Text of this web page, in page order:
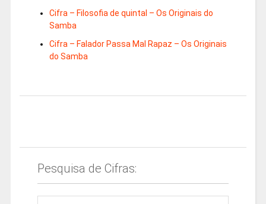
Cifra – Filosofia de quintal – Os Originais do
Samba
Cifra – Falador Passa Mal Rapaz – Os Originais
do Samba
Pesquisa de Cifras: